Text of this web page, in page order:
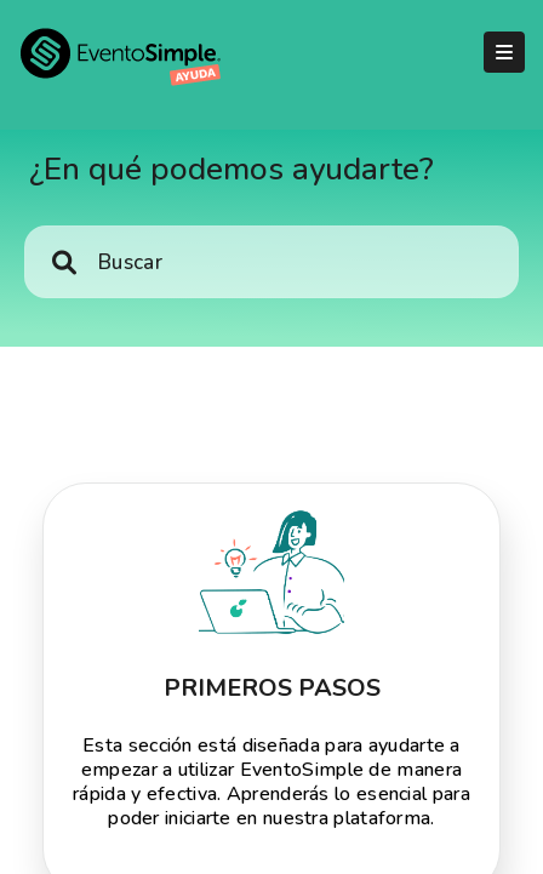
¿En qué podemos ayudarte?
PRIMEROS PASOS
Esta sección está diseñada para ayudarte a
empezar a utilizar EventoSimple de manera
rápida y efectiva. Aprenderás lo esencial para
poder iniciarte en nuestra plataforma.